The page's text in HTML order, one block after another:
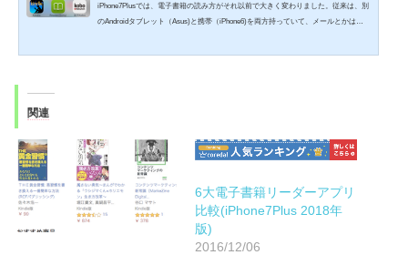
iPhone7Plusでは、電子書籍の読み方がそれ以前で大きく変わりました。従来は、別
のAndroidタブレット（Asus)と携帯（iPhone6)を両方持っていて、メールとかは、
関連
6大電子書籍リーダーアプリ
比較(iPhone7Plus 2018年
版)
2016/12/06